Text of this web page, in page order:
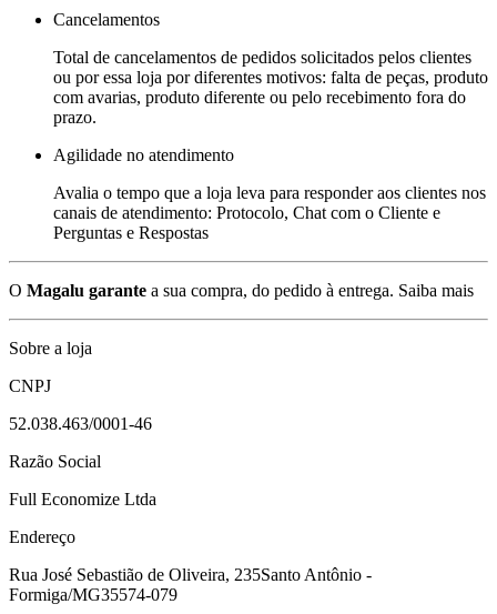
Cancelamentos
Total de cancelamentos de pedidos solicitados pelos clientes
ou por essa loja por diferentes motivos: falta de peças, produto
com avarias, produto diferente ou pelo recebimento fora do
prazo.
Agilidade no atendimento
Avalia o tempo que a loja leva para responder aos clientes nos
canais de atendimento: Protocolo, Chat com o Cliente e
Perguntas e Respostas
O Magalu garante a sua compra, do pedido à entrega. Saiba mais
Sobre a loja
CNPJ
52.038.463/0001-46
Razão Social
Full Economize Ltda
Endereço
Rua José Sebastião de Oliveira, 235Santo Antônio -
Formiga/MG35574-079